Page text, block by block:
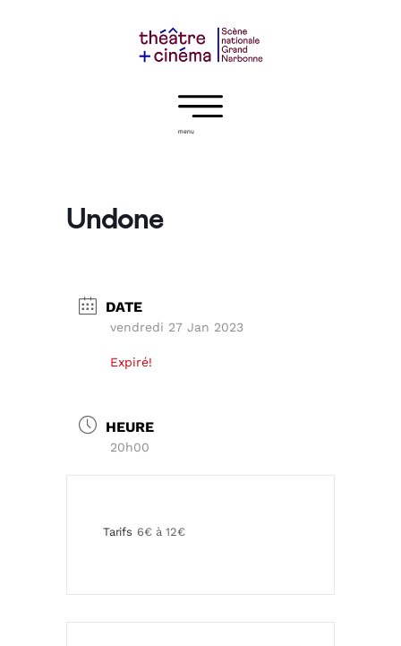
menu
Undone
DATE
vendredi 27 Jan 2023
Expiré!
HEURE
20h00
Tarifs 6€ à 12€